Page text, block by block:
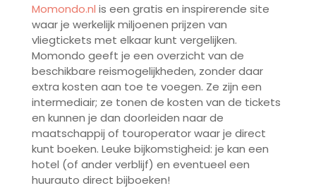
Momondo.nl is een gratis en inspirerende site
waar je werkelijk miljoenen prijzen van
vliegtickets met elkaar kunt vergelijken.
Momondo geeft je een overzicht van de
beschikbare reismogelijkheden, zonder daar
extra kosten aan toe te voegen. Ze zijn een
intermediair; ze tonen de kosten van de tickets
en kunnen je dan doorleiden naar de
maatschappij of touroperator waar je direct
kunt boeken. Leuke bijkomstigheid: je kan een
hotel (of ander verblijf) en eventueel een
huurauto direct bijboeken!